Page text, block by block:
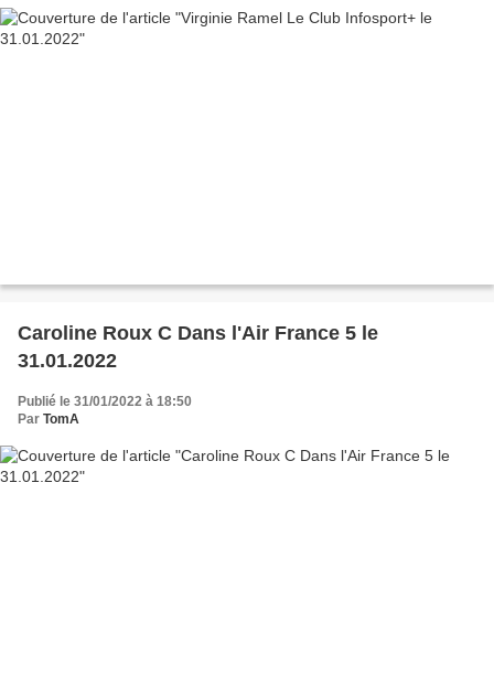
Caroline Roux C Dans l'Air France 5 le
31.01.2022
Publié le 31/01/2022 à 18:50
Par TomA